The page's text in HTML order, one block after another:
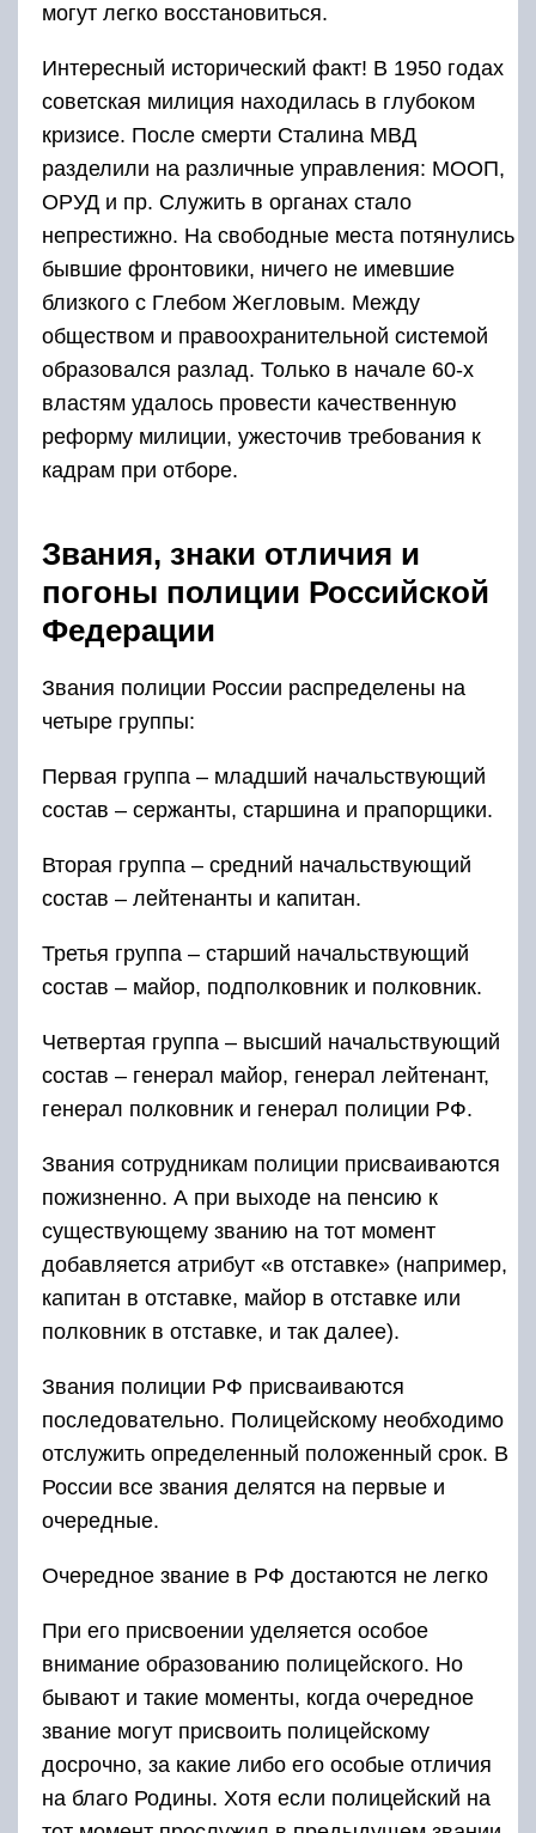
могут легко восстановиться.
Интересный исторический факт! В 1950 годах
советская милиция находилась в глубоком
кризисе. После смерти Сталина МВД
разделили на различные управления: МООП,
ОРУД и пр. Служить в органах стало
непрестижно. На свободные места потянулись
бывшие фронтовики, ничего не имевшие
близкого с Глебом Жегловым. Между
обществом и правоохранительной системой
образовался разлад. Только в начале 60-х
властям удалось провести качественную
реформу милиции, ужесточив требования к
кадрам при отборе.
Звания, знаки отличия и
погоны полиции Российской
Федерации
Звания полиции России распределены на
четыре группы:
Первая группа – младший начальствующий
состав – сержанты, старшина и прапорщики.
Вторая группа – средний начальствующий
состав – лейтенанты и капитан.
Третья группа – старший начальствующий
состав – майор, подполковник и полковник.
Четвертая группа – высший начальствующий
состав – генерал майор, генерал лейтенант,
генерал полковник и генерал полиции РФ.
Звания сотрудникам полиции присваиваются
пожизненно. А при выходе на пенсию к
существующему званию на тот момент
добавляется атрибут «в отставке» (например,
капитан в отставке, майор в отставке или
полковник в отставке, и так далее).
Звания полиции РФ присваиваются
последовательно. Полицейскому необходимо
отслужить определенный положенный срок. В
России все звания делятся на первые и
очередные.
Очередное звание в РФ достаются не легко
При его присвоении уделяется особое
внимание образованию полицейского. Но
бывают и такие моменты, когда очередное
звание могут присвоить полицейскому
досрочно, за какие либо его особые отличия
на благо Родины. Хотя если полицейский на